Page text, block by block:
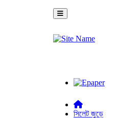
সিলেট জুড়ে